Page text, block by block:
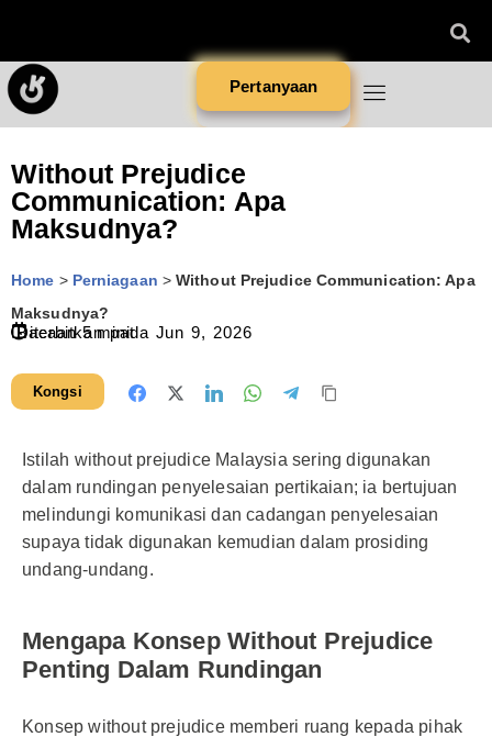
Pertanyaan
Without Prejudice
Communication: Apa
Maksudnya?
Home > Perniagaan >Without Prejudice Communication: Apa
Maksudnya?
Diterbitkan pada Jun 9, 2026
Bacaan5 minit
Kongsi
Istilah without prejudice Malaysia sering digunakan
dalam rundingan penyelesaian pertikaian; ia bertujuan
melindungi komunikasi dan cadangan penyelesaian
supaya tidak digunakan kemudian dalam prosiding
undang-undang.
Mengapa Konsep Without Prejudice
Penting Dalam Rundingan
Konsep without prejudice memberi ruang kepada pihak